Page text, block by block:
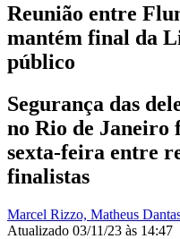
Reunião entre
mantém final da
público
Segurança das
no Rio de Janeiro
sexta-feira entre
finalistas
Marcel Rizzo, Matheus
Atualizado 03/11/23 às 14:47